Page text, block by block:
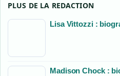
PLUS DE LA REDACTION
Lisa Vittozzi :
Madison Chock :